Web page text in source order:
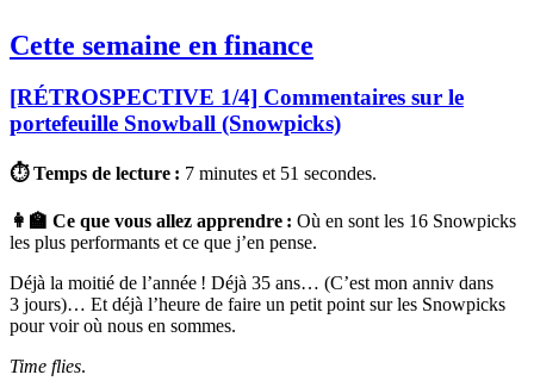
Cette semaine en finance
[RÉTROSPECTIVE 1/4] Commentaires sur le
portefeuille Snowball (Snowpicks)
⏱ Temps de lecture : 7 minutes et 51 secondes.
👩‍🏫 Ce que vous allez apprendre : Où en sont les 16 Snowpicks
les plus performants et ce que j’en pense.
Déjà la moitié de l’année ! Déjà 35 ans… (C’est mon anniv dans
3 jours)… Et déjà l’heure de faire un petit point sur les Snowpicks
pour voir où nous en sommes.
Time flies.